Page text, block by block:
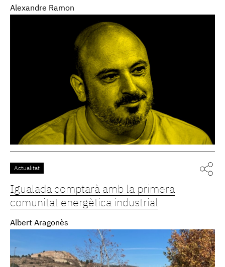
Alexandre Ramon
Actualitat
Igualada comptarà amb la primera
comunitat energètica industrial
Albert Aragonès